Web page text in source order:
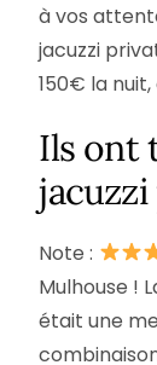
à vos
jacuzzi
150€ la
Ils ont
Note :
Mulhouse !
était une